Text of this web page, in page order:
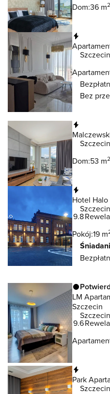
Dom:36 m2
Szczecin
Bez
Szczecin
Dom:53 m2
Hotel
Szczecin
9.8
Pokój:19 m
LM
Szczecin
Szczecin
9.6
Park
Szczecin